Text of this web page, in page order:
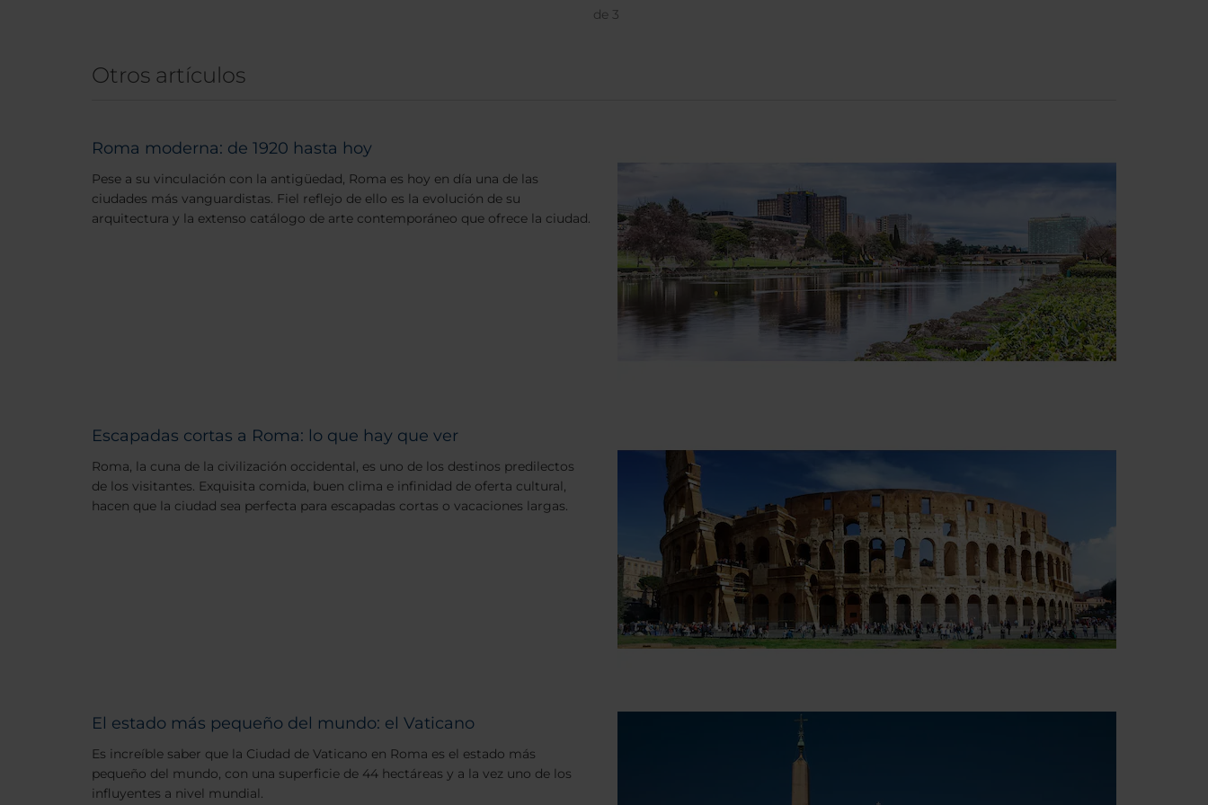
de 3
Otros artículos
Roma moderna: de 1920 hasta hoy
Pese a su vinculación con la antigüedad, Roma es hoy en día una de las
ciudades más vanguardistas. Fiel reflejo de ello es la evolución de su
arquitectura y la extenso catálogo de arte contemporáneo que ofrece la ciudad.
Escapadas cortas a Roma: lo que hay que ver
Roma, la cuna de la civilización occidental, es uno de los destinos predilectos
de los visitantes. Exquisita comida, buen clima e infinidad de oferta cultural,
hacen que la ciudad sea perfecta para escapadas cortas o vacaciones largas.
El estado más pequeño del mundo: el Vaticano
Es increíble saber que la Ciudad de Vaticano en Roma es el estado más
pequeño del mundo, con una superficie de 44 hectáreas y a la vez uno de los
influyentes a nivel mundial.